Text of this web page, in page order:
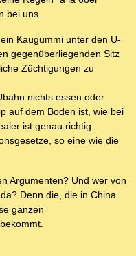
bei uns.
Kaugummi unter den U-
gegenüberliegenden Sitz
Züchtigungen zu
nichts essen oder
auf dem Boden ist, wie bei
ist genau richtig.
so eine wie die
Argumenten? Und wer von
Denn die, die in China
ganzen